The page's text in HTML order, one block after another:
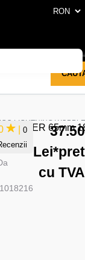
LIGHTNING
| 0
37.50
Lei*pret
cu TVA